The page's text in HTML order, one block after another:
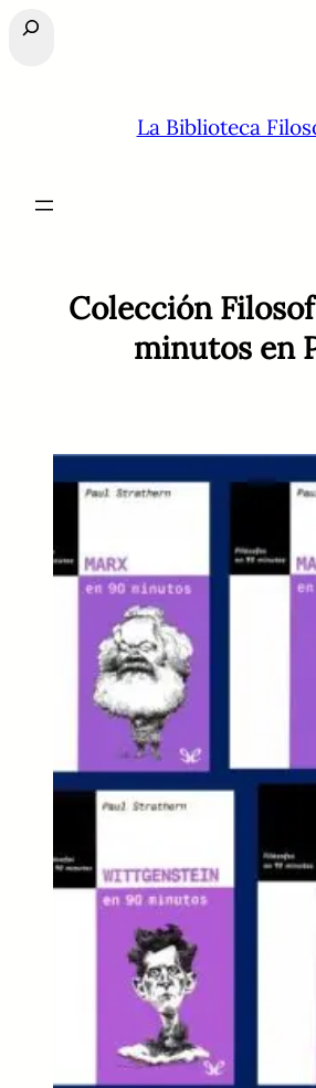
Buscar
La Biblioteca
Colección
minutos en